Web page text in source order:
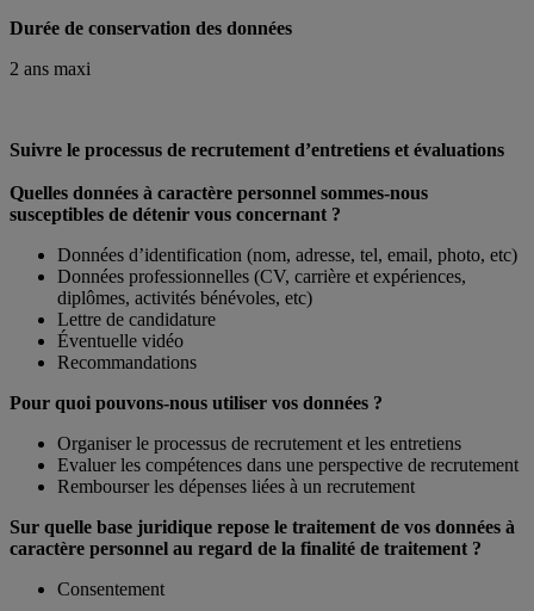
Durée de conservation des données
2 ans maxi
Suivre le processus de recrutement d’entretiens et évaluations
Quelles données à caractère personnel sommes-nous
susceptibles de détenir vous concernant ?
Données d’identification (nom, adresse, tel, email, photo, etc)
Données professionnelles (CV, carrière et expériences,
diplômes, activités bénévoles, etc)
Lettre de candidature
Éventuelle vidéo
Recommandations
Pour quoi pouvons-nous utiliser vos données ?
Organiser le processus de recrutement et les entretiens
Evaluer les compétences dans une perspective de recrutement
Rembourser les dépenses liées à un recrutement
Sur quelle base juridique repose le traitement de vos données à
caractère personnel au regard de la finalité de traitement ?
Consentement